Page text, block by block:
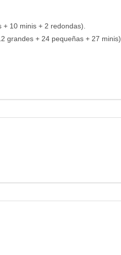
10 minis + 2 redondas).
grandes + 24 pequeñas + 27 minis).